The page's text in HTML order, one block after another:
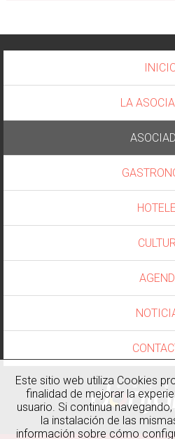
LA
Este sitio web utiliza Cookies
finalidad de mejorar la
usuario. Si continua
la instalación de las
información sobre cómo